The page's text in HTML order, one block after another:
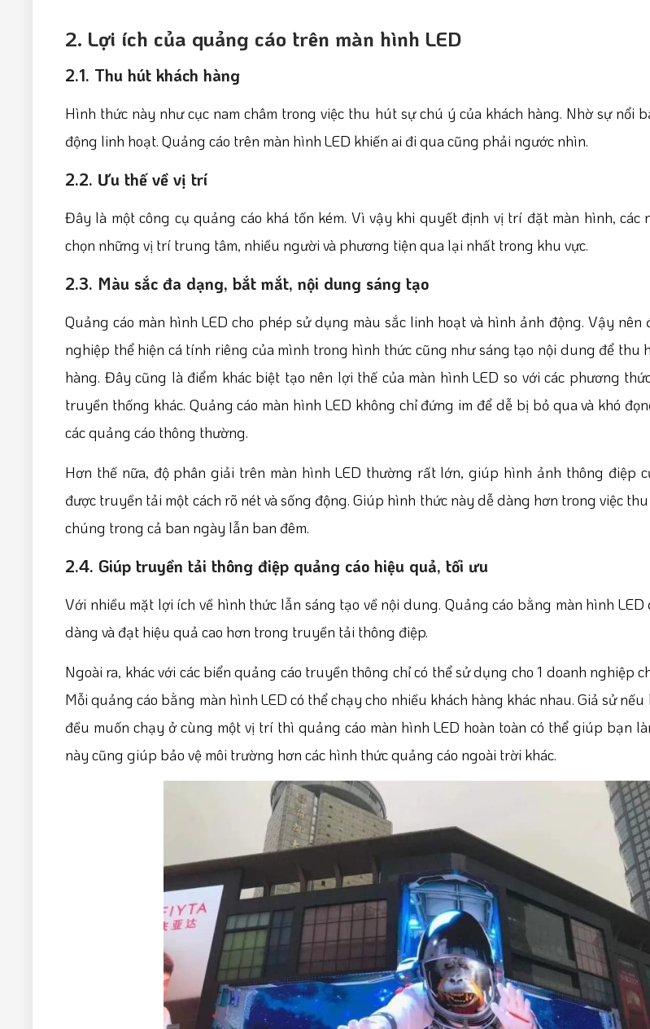
2. Lợi ích của quảng cáo trên màn hình LED
2.1. Thu hút khách hàng
Hình thức này như cục nam châm trong việc thu hút sự chú ý của khách hàng. Nhờ sự nổi
động linh hoạt. Quảng cáo trên màn hình LED khiến ai đi qua cũng phải ngước nhìn.
2.2. Ưu thế về vị trí
Đây là một công cụ quảng cáo khá tốn kém. Vì vậy khi quyết định vị trí đặt màn hình, các
chọn những vị trí trung tâm, nhiều người và phương tiện qua lại nhất trong khu vực.
2.3. Màu sắc đa dạng, bắt mắt, nội dung sáng tạo
Quảng cáo màn hình LED cho phép sử dụng màu sắc linh hoạt và hình ảnh động. Vậy nên
nghiệp thể hiện cá tính riêng của mình trong hình thức cũng như sáng tạo nội dung để thu
hàng. Đây cũng là điểm khác biệt tạo nên lợi thế của màn hình LED so với các phương
truyền thống khác. Quảng cáo màn hình LED không chỉ đứng im để dễ bị bỏ qua và khó
các quảng cáo thông thường.
Hơn thế nữa, độ phân giải trên màn hình LED thường rất lớn, giúp hình ảnh thông điệp
được truyền tải một cách rõ nét và sống động. Giúp hình thức này dễ dàng hơn trong việc
chúng trong cả ban ngày lẫn ban đêm.
2.4. Giúp truyền tải thông điệp quảng cáo hiệu quả, tối ưu
Với nhiều mặt lợi ích về hình thức lẫn sáng tạo về nội dung. Quảng cáo bằng màn hình
dàng và đạt hiệu quả cao hơn trong truyền tải thông điệp.
Ngoài ra, khác với các biển quảng cáo truyền thông chỉ có thể sử dụng cho 1 doanh nghiệp
Mỗi quảng cáo bằng màn hình LED có thể chạy cho nhiều khách hàng khác nhau. Giả sử nếu
đều muốn chạy ở cùng một vị trí thì quảng cáo màn hình LED hoàn toàn có thể giúp bạn
này cũng giúp bảo vệ môi trường hơn các hình thức quảng cáo ngoài trời khác.